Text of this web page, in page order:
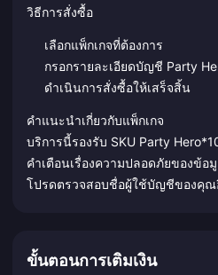
วิธีการสั่งซื้อ
เลือกแพ็กเกจที่ต้องการ
กรอกรายละเอียดบัญชี Party
ดำเนินการสั่งซื้อให้เสร็จสิ้น
คำแนะนำเกี่ยวกับแพ็กเกจ
บริการนี้รองรับ SKU Party
คำเตือนเรื่องความปลอดภัยของข้อ
โปรดตรวจสอบชื่อผู้ใช้บัญชีของคุณ
ขั้นตอนการเติมเงิน